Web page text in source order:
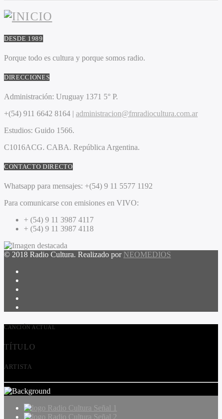
DESDE 1989
Porque todo es cultura y porque somos radio.
DIRECCIONES
Administración: Uruguay 1371 5° P.
+(54) 911 6642 8164 | administracion@fmradiocultura.com.ar
Estudios: Guido 1566.
C1016ACG. CABA. República Argentina.
CONTACTO DIRECTO
Whatsapp para mensajes: +(54) 9 11 5577 1192
Para comunicarse con emisiones en VIVO:
+ (54) 9 11 3987 4117
+ (54) 9 11 3987 4118
© 2018 Radio Cultura. Realizado por NEOMEDIOS
CANCIÓN ACTUAL
TÍTULO
ARTISTA
Radio Cultura Señal 1
Radio Cultura Señal 2